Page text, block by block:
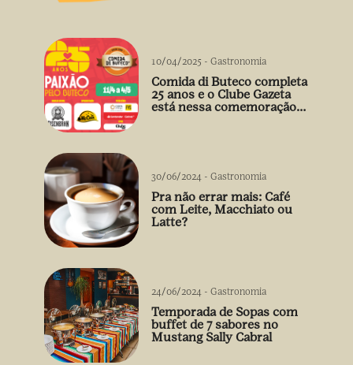
10/04/2025 - Gastronomia
Comida di Buteco completa
25 anos e o Clube Gazeta
está nessa comemoração
30/06/2024 - Gastronomia
Pra não errar mais: Café
com Leite, Macchiato ou
Latte?
24/06/2024 - Gastronomia
Temporada de Sopas com
buffet de 7 sabores no
Mustang Sally Cabral